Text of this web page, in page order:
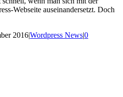
Webseite auseinandersetzt. Doch
2016|Wordpress News|0